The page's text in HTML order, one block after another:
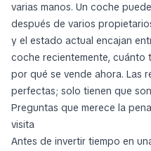
varias manos. Un coche
después de varios
y el estado actual encajan
coche recientemente, cuánto
por qué se vende ahora. Las
perfectas; solo tienen que
Preguntas que merece la
visita
Antes de invertir tiempo en